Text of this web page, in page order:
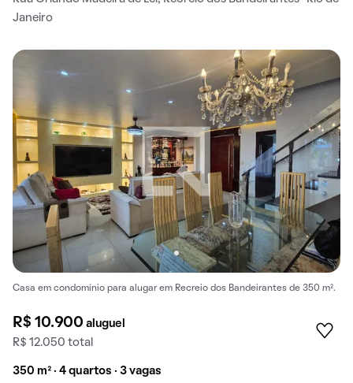
Janeiro
Casa em condomínio para alugar em Recreio dos Bandeirantes de 350 m².
R$ 10.900aluguel
R$ 12.050 total
350 m² · 4 quartos · 3 vagas